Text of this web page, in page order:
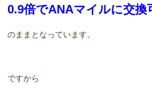
0.9倍でANAマイルに交換
のままとなっています。
ですから